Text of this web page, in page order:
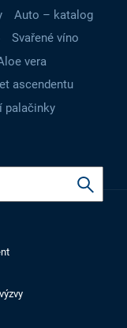
Auto – katalog
Svařené víno
vera
ascendentu
palačinky